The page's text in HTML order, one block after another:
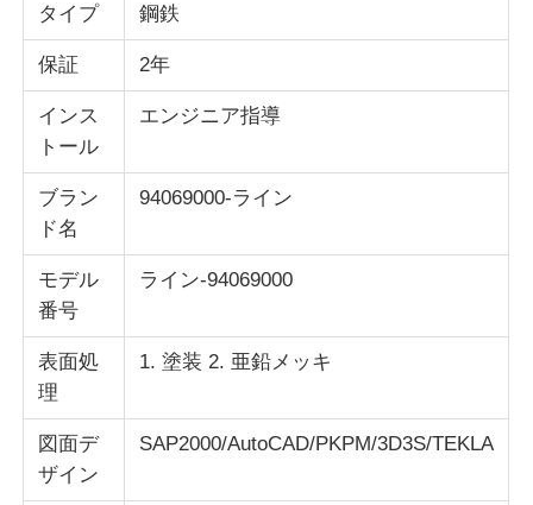
タイプ 鋼鉄
保証 2年
インス
トール
エンジニア指導
ブラン
ド名
94069000-ライン
モデル
番号
ライン-94069000
表面処
理
1. 塗装 2. 亜鉛メッキ
図面デ
ザイン
SAP2000/AutoCAD/PKPM/3D3S/TEKLA